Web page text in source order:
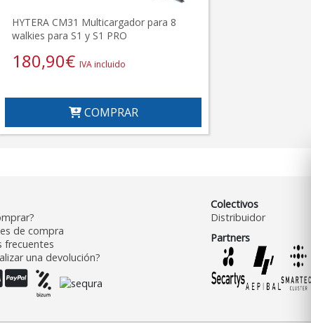
HYTERA CM31 Multicargador para 8
walkies para S1 y S1 PRO
180,90€ IVA incluido
COMPRAR
de compra
frecuentes
una devolución?
Colectivos
Distribuidor
Partners